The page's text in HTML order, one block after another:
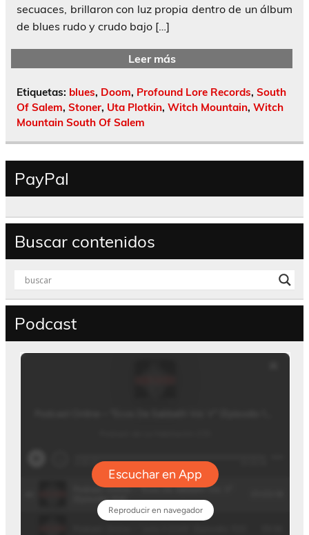
secuaces, brillaron con luz propia dentro de un álbum
de blues rudo y crudo bajo […]
Leer más
Etiquetas: blues, Doom, Profound Lore Records, South
Of Salem, Stoner, Uta Plotkin, Witch Mountain, Witch
Mountain South Of Salem
PayPal
Buscar contenidos
Podcast